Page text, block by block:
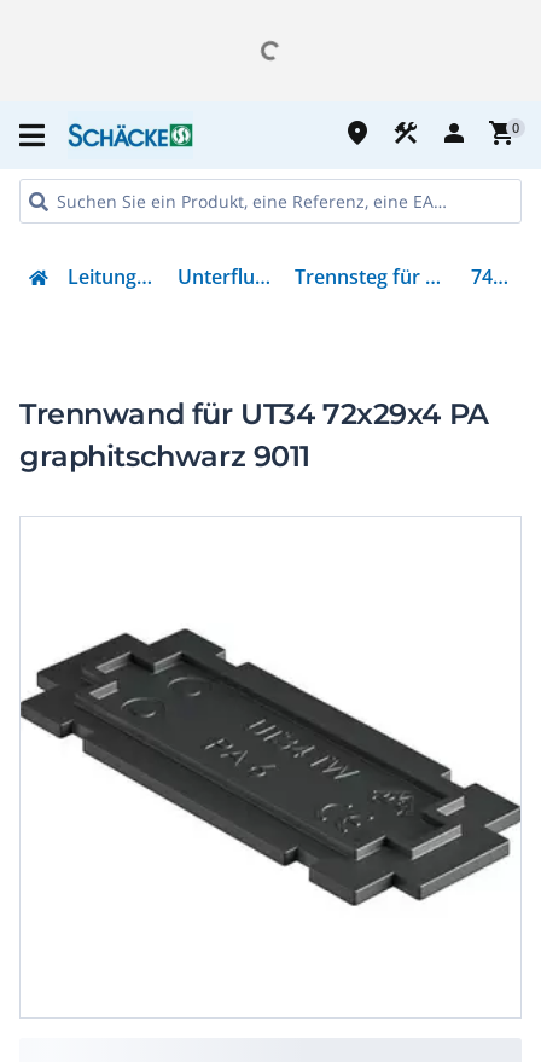
place construction person shopping_cart0
Leitungsführung Unterflursysteme Trennsteg für Gerätebecher 7408796
Trennwand für UT34 72x29x4 PA
graphitschwarz 9011